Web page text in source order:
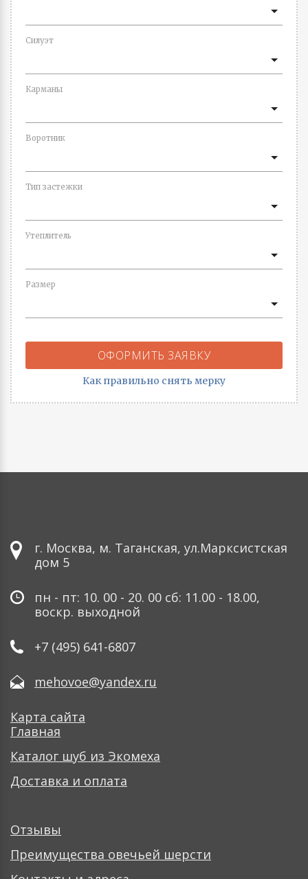
Силуэт
Карманы
Воротник
Тип застежки
Утеплитель
Размер
ОФОРМИТЬ ЗАЯВКУ
Как правильно снять мерку
г. Москва, м. Таганская, ул.Марксистская
дом 5
пн - пт: 10. 00 - 20. 00 сб: 11.00 - 18.00,
воскр. выходной
+7 (495) 641-6807
mehovoe@yandex.ru
Карта сайта
Главная
Каталог шуб из Экомеха
Доставка и оплата
Отзывы
Преимущества овечьей шерсти